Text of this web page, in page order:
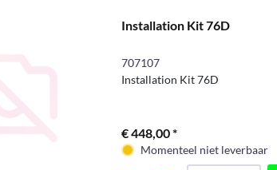
Installation Kit 76D
707107
Installation Kit 76D
€ 448,00 *
Momenteel niet leverbaar